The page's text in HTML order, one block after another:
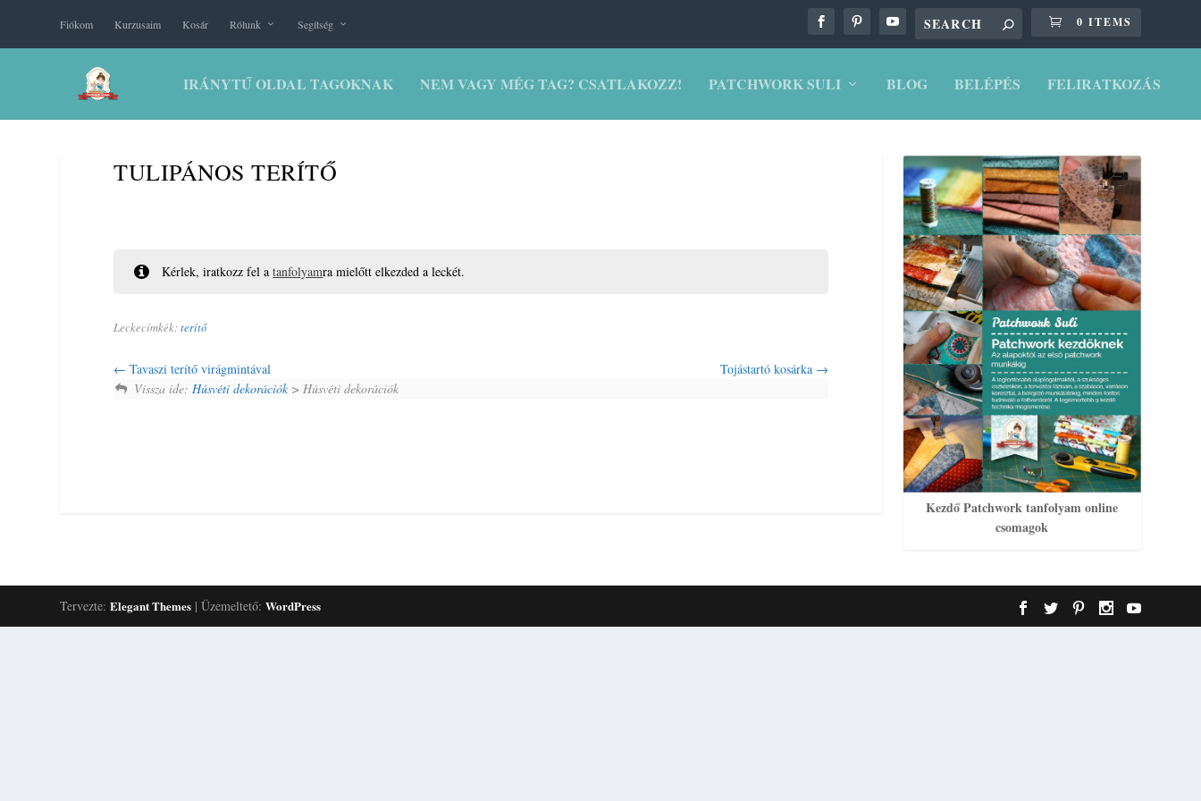
Fiókom Kurzusaim Kosár Rólunk Segítség 0 ITEMS
IRÁNYTŰ OLDAL TAGOKNAK NEM VAGY MÉG TAG? CSATLAKOZZ! PATCHWORK SULI BLOG BELÉPÉS FELIRATKOZÁS
TULIPÁNOS TERÍTŐ
Kérlek, iratkozz fel atanfolyamra mielőtt elkezded a leckét.
Leckecímkék:terítő
Tavaszi terítő virágmintával
Tojástartó kosárka
Vissza ide: Húsvéti dekorációk> Húsvéti dekorációk
Kezdő Patchwork tanfolyam online
csomagok
Tervezte:Elegant Themes | Üzemeltető:WordPress